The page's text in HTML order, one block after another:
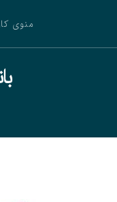
منوی